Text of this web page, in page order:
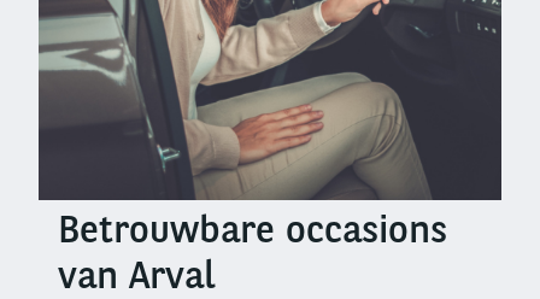
Right
columnBetrouwbare occasions
van Arval